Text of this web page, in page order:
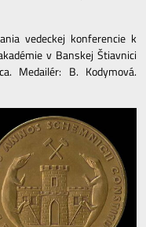
vedeckej konferencie k
v Banskej Štiavnici
Medailér: B. Kodymová.